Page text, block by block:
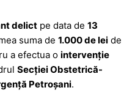
delict pe data de 13
suma de 1.000 de lei de
a efectua o intervenție
Secției Obstetrică-
Petroșani.